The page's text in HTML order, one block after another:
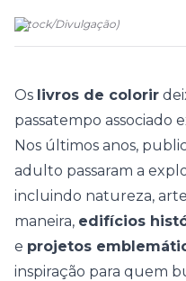
(iStock/Divulgação)
Os livros de colorir
passatempo associado
Nos últimos anos,
adulto passaram a
incluindo natureza,
maneira, edifícios
e projetos
inspiração para quem